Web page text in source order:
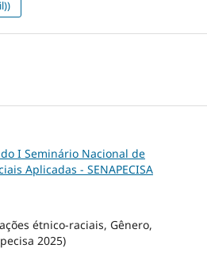
I Seminário Nacional de
Aplicadas - SENAPECISA
étnico-raciais, Gênero,
2025)